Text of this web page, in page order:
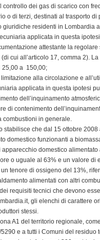
controllo dei gas di scarico con
o di terzi, destinati al trasporto
residenti in Lombardia
applicata in questa ipotesi
attestante la
cui all’articolo 17, comma 2).
a  150,00;
limitazione alla circolazione e
applicata in questa ipotesi può
dell’inquinamento
di contenimento
in generale.
stabilisce che dal 15 ottobre
domestico funzionanti a
domestico
o uguale al 63% e un valore
tenore di ossigeno del 13%,
alimentati con altri
requisiti tecnici che devono
gli elenchi di carattere
stessi.
A1 del territorio regionale,
e a tutti i Comuni del